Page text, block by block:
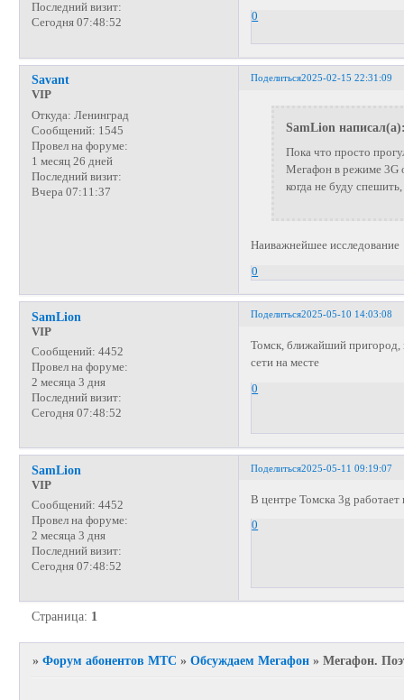
Последний визит:
Сегодня 07:48:52
0
Поделиться2025-02-15 22:31:09
Savant
VIP
Откуда: Ленинград
Сообщений: 1545
Провел на форуме:
1 месяц 26 дней
Последний визит:
Вчера 07:11:37
SamLion
Пока что просто
Мегафон в режиме 3G
когда не буду
Наиважнейшее исследование
0
Поделиться2025-05-10 14:03:08
SamLion
VIP
Сообщений: 4452
Провел на форуме:
2 месяца 3 дня
Последний визит:
Сегодня 07:48:52
Томск, ближайший пригород,
сети на месте
0
Поделиться2025-05-11 09:19:07
SamLion
VIP
Сообщений: 4452
Провел на форуме:
2 месяца 3 дня
Последний визит:
Сегодня 07:48:52
В центре Томска 3g работает
0
Страница: 1
»Форум абонентов МТС »Обсуждаем Мегафон »Мегафон.